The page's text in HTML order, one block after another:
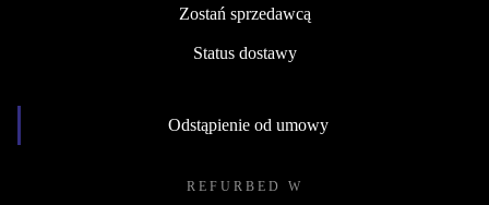
Zostań sprzedawcą
Status dostawy
Odstąpienie od umowy
REFURBED W